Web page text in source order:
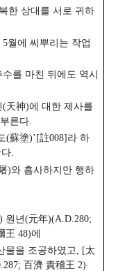
한 상대를 서로 귀하
월에 씨뿌리는 작업
를 마친 뒤에도 역시
天神)에 대한 제사를
른다.
(蘇塗)’[註008]라 하
.
)와 흡사하지만 행하
원년(元年)(A.D.280;
王 48)에
물을 조공하였고, [太
百濟 責稽王 2)·